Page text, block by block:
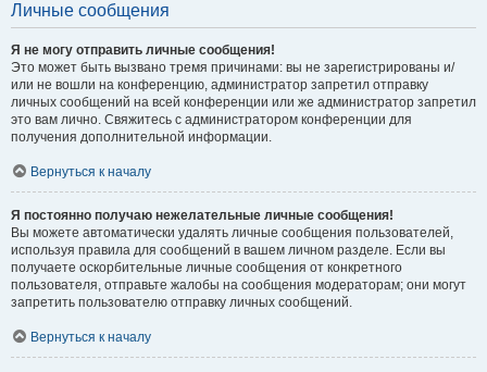
Личные сообщения
Я не могу отправить личные сообщения!
Это может быть вызвано тремя причинами: вы не зарегистрированы и/
или не вошли на конференцию, администратор запретил отправку
личных сообщений на всей конференции или же администратор запретил
это вам лично. Свяжитесь с администратором конференции для
получения дополнительной информации.
Вернуться к началу
Я постоянно получаю нежелательные личные сообщения!
Вы можете автоматически удалять личные сообщения пользователей,
используя правила для сообщений в вашем личном разделе. Если вы
получаете оскорбительные личные сообщения от конкретного
пользователя, отправьте жалобы на сообщения модераторам; они могут
запретить пользователю отправку личных сообщений.
Вернуться к началу